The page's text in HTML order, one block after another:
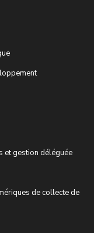
et gestion déléguée
de collecte de